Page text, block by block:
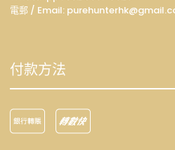
電郵 / Email: p
付款方法